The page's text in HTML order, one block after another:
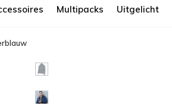
Multipacks Uitgelicht